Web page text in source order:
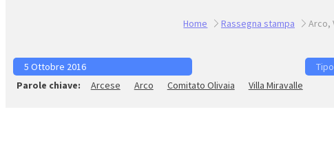
Home Rassegna stampa Arco,
5 Ottobre 2016
Arcese
Arco Comitato Olivaia Villa Miravalle